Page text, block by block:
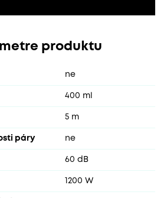
produktu
ne
400 ml
5 m
páry ne
60 dB
1200 W